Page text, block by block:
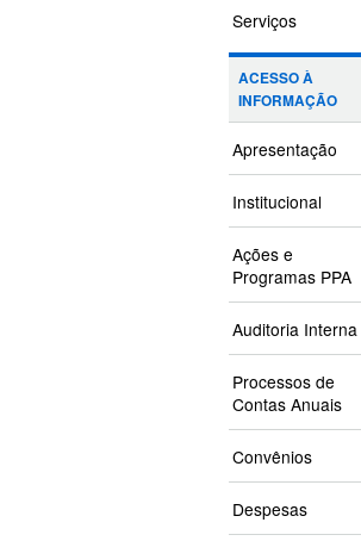
Serviços
ACESSO À
INFORMAÇÃO
Apresentação
Institucional
Ações e
Programas PPA
Auditoria Interna
Processos de
Contas Anuais
Convênios
Despesas